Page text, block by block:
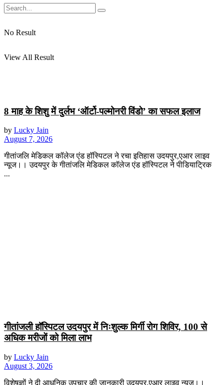
No Result
View All Result
8 माह के शिशु में दुर्लभ ‘ऑर्टो-पल्मोनरी विंडो’ का सफल इलाज
by Lucky Jain
August 7, 2026
गीतांजलि मेडिकल कॉलेज एंड हॉस्पिटल ने रचा इतिहास उदयपुर,एआर लाइव
न्यूज।। उदयपुर के गीतांजलि मेडिकल कॉलेज एंड हॉस्पिटल ने पीडियाट्रिक
...
गीतांजली हॉस्पिटल उदयपुर में निःशुल्क मिर्गी रोग शिविर, 100 से
अधिक मरीजों को मिला लाभ
by Lucky Jain
August 3, 2026
विशेषज्ञों ने दी आधुनिक उपचार की जानकारी उदयपुर,एआर लाइव न्यूज।।